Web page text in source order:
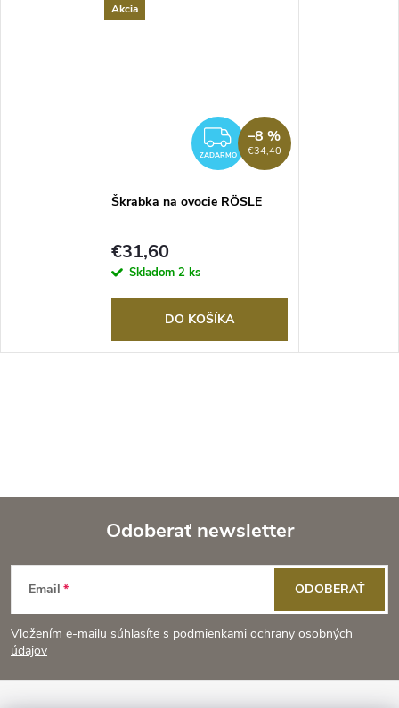
Akcia
ZADARMO
ZADARMO €34,40
–8 %
Škrabka na ovocie RÖSLE
€31,60
Skladom 2 ks
DO KOŠÍKA
Z
á
p
Odoberať newsletter
Email
Vložením e-mailu súhlasíte s podmienkami ochrany osobných
údajov
ODOBERAŤ